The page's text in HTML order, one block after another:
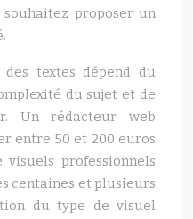
proposer un
textes dépend du
du sujet et de
Un rédacteur web
entre 50 et 200 euros
professionnels
centaines et plusieurs
du type de visuel